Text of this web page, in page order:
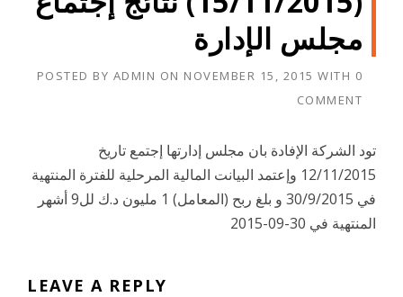
مجلس الإدارة
POSTED BY ADMIN ON NOVEMBER 15, 2015 WITH 0
COMMENT
تود الشركة الإفادة بان مجلس إدارتها إجتمع تاريخ
12/11/2015 وإعتمد البيانت المالية المرحلية للفترة المنتهية
في 30/9/2015 و بلغ ربح (المعامل) 1 مليون د.ك لل9 أشهر
المنتهية في 30-09-2015
LEAVE A REPLY